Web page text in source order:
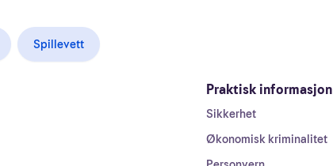
Spillevett
Praktisk informasjon
Sikkerhet
Økonomisk kriminalitet